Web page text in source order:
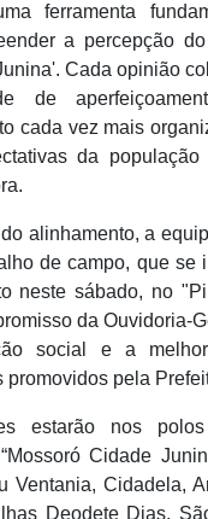
ferramenta
a percepção
Cada opinião
de
cada vez mais
da população
alinhamento, a
de campo, que se
neste sábado, no
da Ouvidoria-
social e a
promovidos pela
estarão nos
Cidade
Ventania, Cidadela,
Deodete Dias,